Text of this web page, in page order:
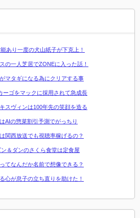
あり一度の犬山紙子が下克上！
の一人芝居でZONEに入った話！
マタギになる為にクリアする事
ーゴをマックに採用されて急成長
スヴィンは100年先の笑顔を造る
AIの惣菜割引予測でがっちり
関西放送でも視聴率稼げるの？
＆ダンのさくら食堂は定食屋
てなんだか名前で想像できる？
心が息子の立ち直りを助けた！